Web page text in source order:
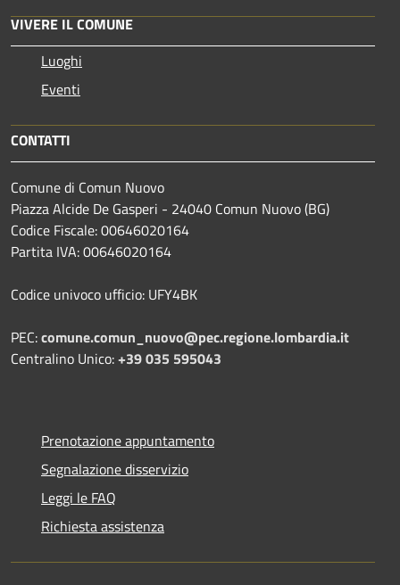
VIVERE IL COMUNE
Luoghi
Eventi
CONTATTI
Comune di Comun Nuovo
Piazza Alcide De Gasperi - 24040 Comun Nuovo (BG)
Codice Fiscale: 00646020164
Partita IVA: 00646020164
Codice univoco ufficio: UFY4BK
PEC:comune.comun_nuovo@pec.regione.lombardia.it
Centralino Unico:+39 035 595043
Prenotazione appuntamento
Segnalazione disservizio
Leggi le FAQ
Richiesta assistenza